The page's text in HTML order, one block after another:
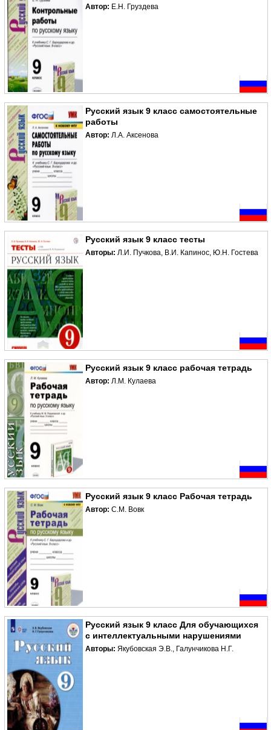
Автор: Е.Н. Груздева
Русский язык 9 класс самостоятельные
работы
Автор: Л.А. Аксенова
Русский язык 9 класс тесты
Авторы: Л.И. Пучкова, В.И. Капинос, Ю.Н. Гостева
Русский язык 9 класс рабочая тетрадь
Автор: Л.М. Кулаева
Русский язык 9 класс Рабочая тетрадь
Автор: С.М. Вовк
Русский язык 9 класс Для обучающихся
с интеллектуальными нарушениями
Авторы: Якубовская Э.В., Галунчикова Н.Г.